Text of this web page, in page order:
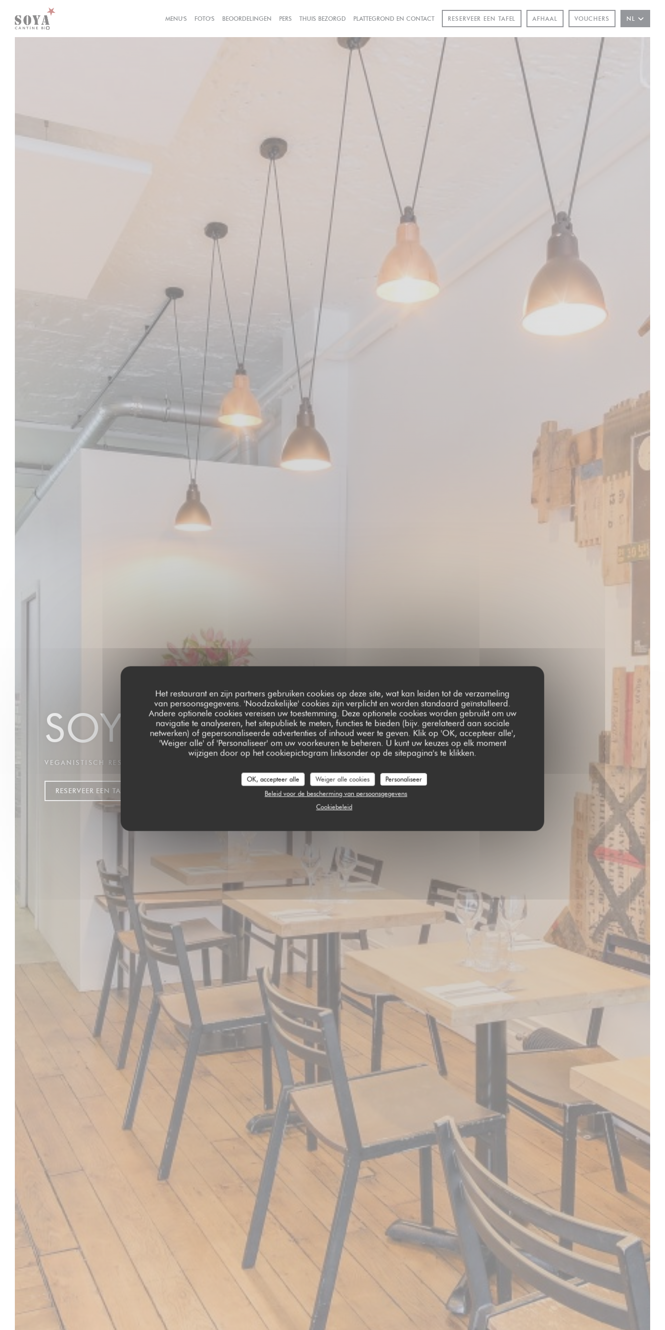
Cookies beheer paneel
Het restaurant en zijn partners gebruiken cookies op deze site, wat kan leiden tot de verzameling
van persoonsgegevens. 'Noodzakelijke' cookies zijn verplicht en worden standaard geïnstalleerd.
Andere optionele cookies vereisen uw toestemming. Deze optionele cookies worden gebruikt om uw
navigatie te analyseren, het sitepubliek te meten, functies te bieden (bijv. gerelateerd aan sociale
netwerken) of gepersonaliseerde advertenties of inhoud weer te geven. Klik op 'OK, accepteer alle',
'Weiger alle' of 'Personaliseer' om uw voorkeuren te beheren. U kunt uw keuzes op elk moment
wijzigen door op het cookiepictogram linksonder op de sitepagina's te klikken.
OK, accepteer alle Weiger alle cookies
Personaliseer
Beleid voor de bescherming van persoonsgegevens
Cookiebeleid
MENU'S FOTO'S BEOORDELINGEN PERS THUIS BEZORGD((OPENT IN EEN NIEUW VENSTER))
PLATTEGROND EN CONTACT RESERVEER EEN TAFEL AFHAAL VOUCHERS NL
SOYA CANTINE BIO
VEGANISTISCH RESTAURANT
RESERVEER EEN TAFEL